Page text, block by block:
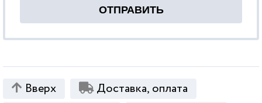
Вверх
Доставка, оплата